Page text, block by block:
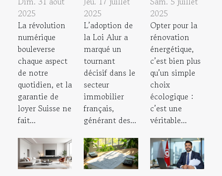
2025
La révolution
numérique
bouleverse
chaque aspect
de notre
quotidien, et la
garantie de
loyer Suisse ne
fait...
2025
L’adoption de
la Loi Alur a
marqué un
tournant
décisif dans le
secteur
immobilier
français,
générant des...
2025
Opter pour la
rénovation
énergétique,
c’est bien plus
qu’un simple
choix
écologique :
c’est une
véritable...